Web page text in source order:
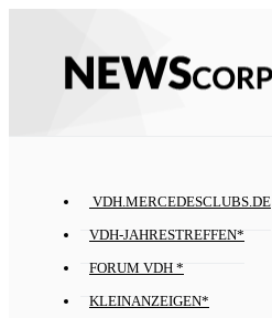
VDH.MERCEDESCLUBS.DE
VDH-JAHRESTREFFEN*
FORUM VDH *
KLEINANZEIGEN*